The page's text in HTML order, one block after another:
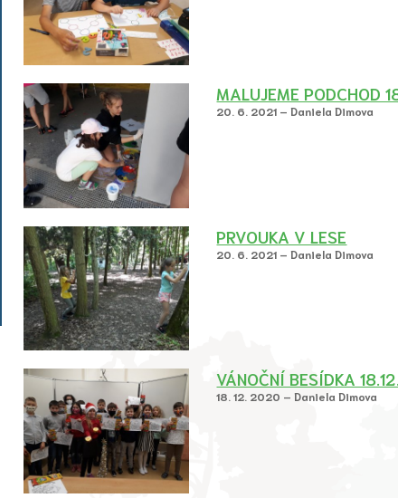
MALUJEME PODCHOD
20. 6. 2021 – Daniela Dimova
PRVOUKA V LESE
20. 6. 2021 – Daniela Dimova
VÁNOČNÍ BESÍDKA
18. 12. 2020 – Daniela Dimova